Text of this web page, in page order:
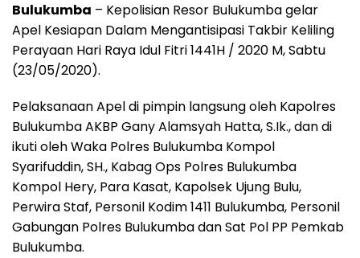
c
e
b
o
k
a
t
s
p
p
l
e
g
a
m
r
e
a
s
a
r
e
Bulukumba – Kepolisian Resor Bulukumba gelar
Apel Kesiapan Dalam Mengantisipasi Takbir Keliling
Perayaan Hari Raya Idul Fitri 1441H / 2020 M, Sabtu
(23/05/2020).
Pelaksanaan Apel di pimpin langsung oleh Kapolres
Bulukumba AKBP Gany Alamsyah Hatta, S.Ik., dan di
ikuti oleh Waka Polres Bulukumba Kompol
Syarifuddin, SH., Kabag Ops Polres Bulukumba
Kompol Hery, Para Kasat, Kapolsek Ujung Bulu,
Perwira Staf, Personil Kodim 1411 Bulukumba, Personil
Gabungan Polres Bulukumba dan Sat Pol PP Pemkab
Bulukumba.